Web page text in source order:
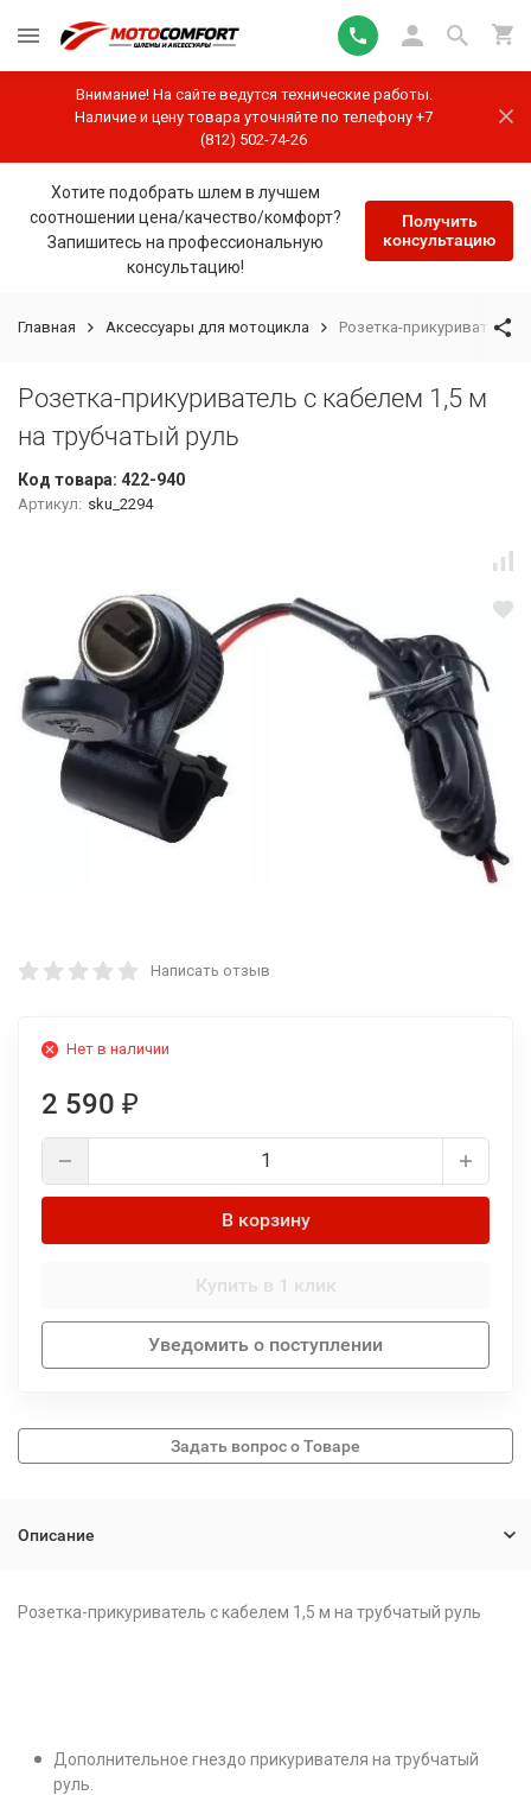
Внимание! На сайте ведутся технические работы.
Наличие и цену товара уточняйте по телефону +7
(812) 502-74-26
Хотите подобрать шлем в лучшем
соотношении цена/качество/комфорт?
Запишитесь на профессиональную
консультацию!
Получить
консультацию
Главная Аксессуары для мотоцикла Розетка-прикуриватель
Розетка-прикуриватель с кабелем 1,5 м
на трубчатый руль
Код товара: 422-940
Артикул: sku_2294
Написать отзыв
Нет в наличии
2 590 ₽
В корзину
Купить в 1 клик
Уведомить о поступлении
Описание
Розетка-прикуриватель с кабелем 1,5 м на трубчатый руль
Дополнительное гнездо прикуривателя на трубчатый
руль.